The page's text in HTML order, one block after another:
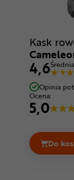
Kask
4,6Średnia
Opinia
Ocena:
5,0
Do